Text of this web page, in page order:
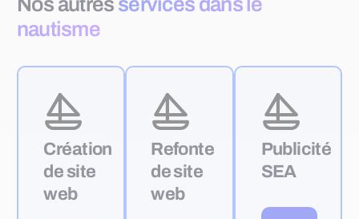
nautisme
Création
de site
web
Refonte
de site
web
Publicité
SEA